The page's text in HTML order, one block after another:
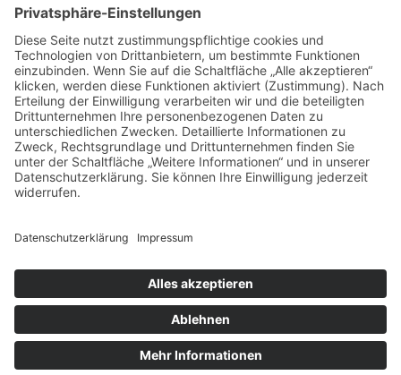
Kontakt
wichtig. Webspurt ist jederzeit für Sie da.
© Copyright - Webspurt